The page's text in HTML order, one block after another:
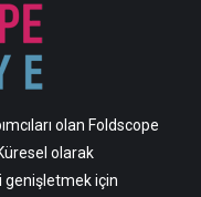
olan Foldscope
olarak
genişletmek için